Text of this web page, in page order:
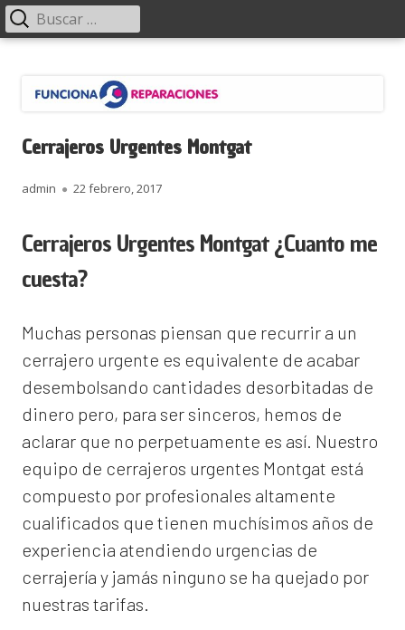
contenido
Menú
principal Buscar:
Cerrajeros Urgentes Montgat
Autor
admin
Publicado
22 febrero, 2017
Cerrajeros Urgentes Montgat ¿Cuanto me
cuesta?
Muchas personas piensan que recurrir a un
cerrajero urgente es equivalente de acabar
desembolsando cantidades desorbitadas de
dinero pero, para ser sinceros, hemos de
aclarar que no perpetuamente es así. Nuestro
equipo de cerrajeros urgentes Montgat está
compuesto por profesionales altamente
cualificados que tienen muchísimos años de
experiencia atendiendo urgencias de
cerrajería y jamás ninguno se ha quejado por
nuestras tarifas.